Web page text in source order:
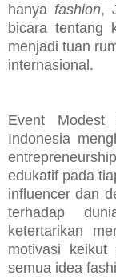
hanya fashion,
bicara tentang
menjadi tuan
internasional.
Event Modest
Indonesia
edukatif pada
influencer dan
terhadap
ketertarikan
motivasi keikut
semua idea